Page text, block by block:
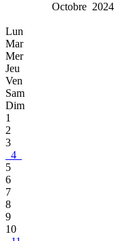
Octobre
Lun
Mar
Mer
Jeu
Ven
Sam
Dim
1
2
3
4
5
6
7
8
9
10